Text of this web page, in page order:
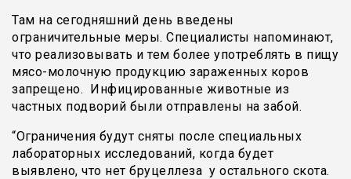
Там на сегодняшний день введены
ограничительные меры. Специалисты напоминают,
что реализовывать и тем более употреблять в пищу
мясо-молочную продукцию зараженных коров
запрещено. Инфицированные животные из
частных подворий были отправлены на забой.
“Ограничения будут сняты после специальных
лабораторных исследований, когда будет
выявлено, что нет бруцеллеза у остального скота.